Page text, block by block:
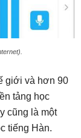
giới và hơn 90
tảng học
cũng là một
tiếng Hàn.